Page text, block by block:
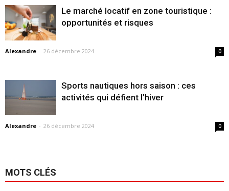
Le marché locatif en zone touristique :
opportunités et risques
Alexandre - 26 décembre 2024 0
Sports nautiques hors saison : ces
activités qui défient l’hiver
Alexandre - 26 décembre 2024 0
MOTS CLÉS